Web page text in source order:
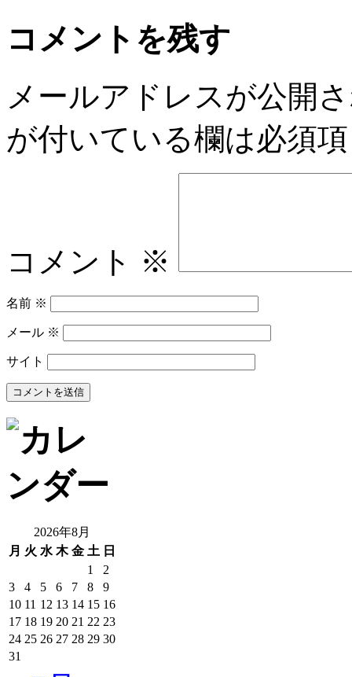
コメントを残す
メールアドレスが公開
が付いている欄は必須
コメント ※
名前 ※
メール ※
サイト
2026年8月
月 火 水 木 金 土 日
1
2
3
4 5 6 7 8
9
10 11 12 13 14 15 16
17 18 19 20 21 22 23
24 25 26 27 28 29 30
31